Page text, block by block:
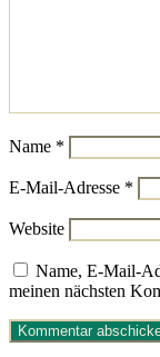
Name *
E-Mail-Adresse *
Website
Name, E-Mail-
meinen nächsten